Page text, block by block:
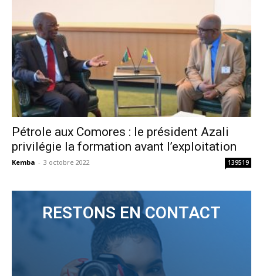
Pétrole aux Comores : le président Azali
privilégie la formation avant l’exploitation
Kemba - 3 octobre 2022 139519
RESTONS EN CONTACT